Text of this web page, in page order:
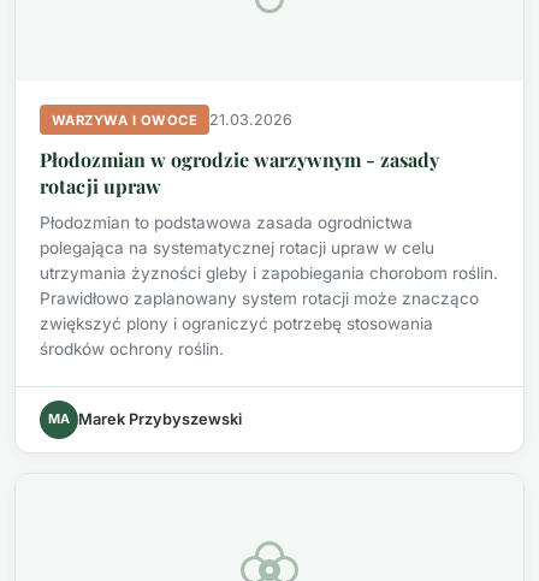
WARZYWA I OWOCE 21.03.2026
Płodozmian w ogrodzie warzywnym - zasady
rotacji upraw
Płodozmian to podstawowa zasada ogrodnictwa
polegająca na systematycznej rotacji upraw w celu
utrzymania żyzności gleby i zapobiegania chorobom roślin.
Prawidłowo zaplanowany system rotacji może znacząco
zwiększyć plony i ograniczyć potrzebę stosowania
środków ochrony roślin.
MA Marek Przybyszewski